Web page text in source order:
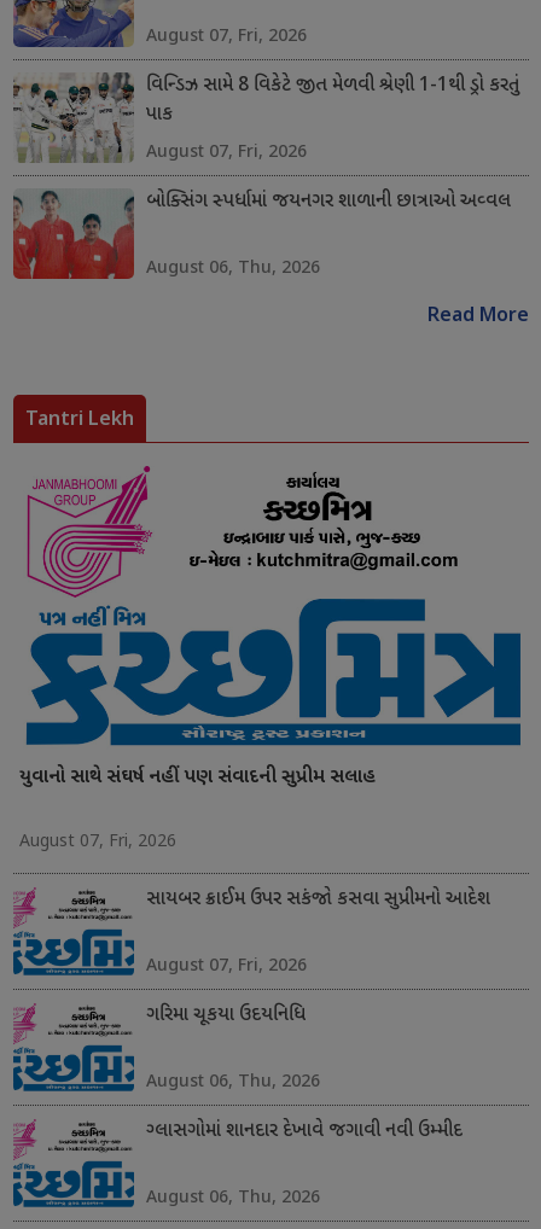
August 07, Fri, 2026
વિન્ડિઝ સામે 8 વિકેટે જીત મેળવી શ્રેણી 1-1થી ડ્રો કરતું
પાક
August 07, Fri, 2026
બોક્સિંગ સ્પર્ધામાં જયનગર શાળાની છાત્રાઓ અવ્વલ
August 06, Thu, 2026
Read More
Tantri Lekh
યુવાનો સાથે સંઘર્ષ નહીં પણ સંવાદની સુપ્રીમ સલાહ
August 07, Fri, 2026
સાયબર ક્રાઈમ ઉપર સકંજો કસવા સુપ્રીમનો આદેશ
August 07, Fri, 2026
ગરિમા ચૂકયા ઉદયનિધિ
August 06, Thu, 2026
ગ્લાસગોમાં શાનદાર દેખાવે જગાવી નવી ઉમ્મીદ
August 06, Thu, 2026